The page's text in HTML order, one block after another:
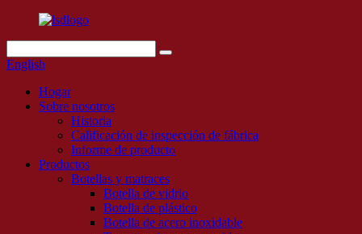
English
Hogar
Sobre nosotros
Historia
Calificación de inspección de fábrica
Informe de producto
Productos
Botellas y matraces
Botella de vidrio
Botella de plástico
Botella de acero inoxidable